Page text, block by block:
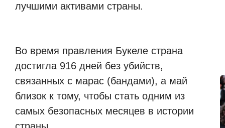
лучшими активами страны.
Во время правления Букеле страна
достигла 916 дней без убийств,
связанных с марас (бандами), а май
близок к тому, чтобы стать одним из
самых безопасных месяцев в истории